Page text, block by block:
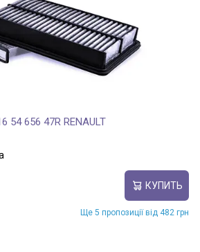
656 47R RENAULT
КУПИТЬ
Ще 5 пропозиції від 482 грн